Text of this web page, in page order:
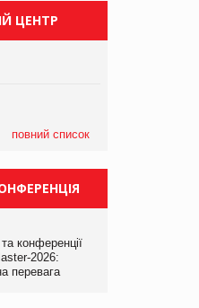
ЦЕНТР
повний список
конференції
2026:
перевага